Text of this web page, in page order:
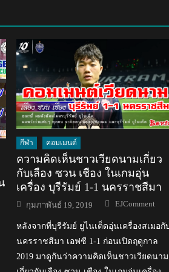
กีฬา คอมเมนต์
ความคิดเห็นชาวเวียดนามเกี่ยว
กับเลือง ซวน เชือง ในเกมอุ่น
เครื่อง บุรีรัมย์ 1-1 นครราชสีมา
Posted
on
กุมภาพันธ์ 19, 2019 Author
EJComment
หลังจากที่บุรีรัมย์ ยูไนเต็ดอุ่นเครื่องสเมอกั
นครราชสีมา เอฟซี 1-1 ก่อนเปิดฤดูกาล
2019 มาดูกันว่าความคิดเห็นชาวเวียดนาม